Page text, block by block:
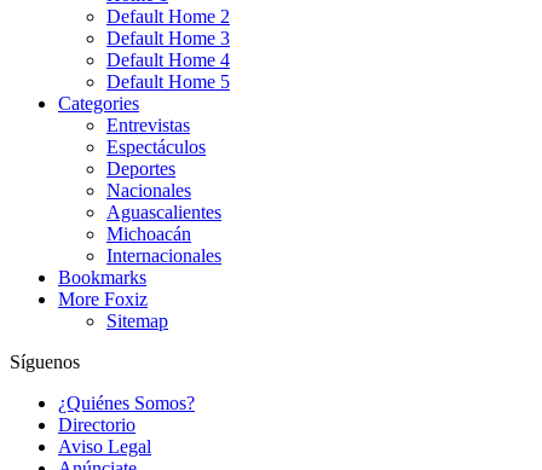
Default Home 2
Default Home 3
Default Home 4
Default Home 5
Categories
Entrevistas
Espectáculos
Deportes
Nacionales
Aguascalientes
Michoacán
Internacionales
Bookmarks
More Foxiz
Sitemap
Síguenos
¿Quiénes Somos?
Directorio
Aviso Legal